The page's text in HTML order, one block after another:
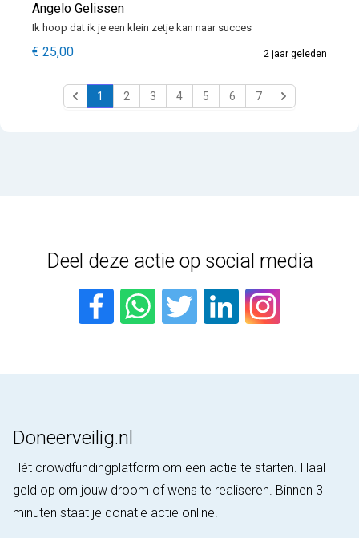
Angelo Gelissen
Ik hoop dat ik je een klein zetje kan naar succes
€ 25,00 2 jaar geleden
Previous
1 2 3 4 5 6 7
Next
Deel deze actie op social media
Doneerveilig.nl
Hét crowdfundingplatform om een actie te starten. Haal
geld op om jouw droom of wens te realiseren. Binnen 3
minuten staat je donatie actie online.